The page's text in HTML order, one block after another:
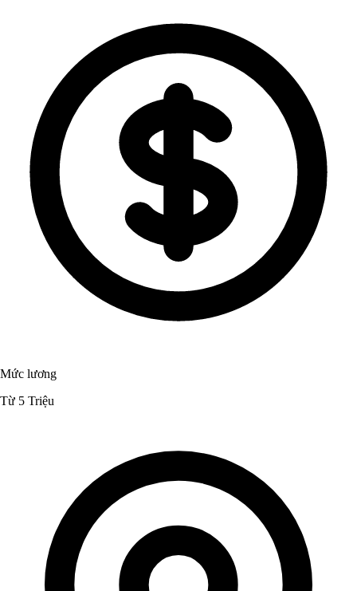
Mức lương
Từ 5 Triệu